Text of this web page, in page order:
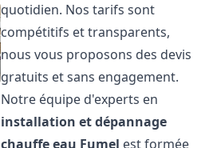
quotidien. Nos tarifs sont
compétitifs et transparents,
nous vous proposons des devis
gratuits et sans engagement.
Notre équipe d'experts en
installation et dépannage
chauffe eau Fumel est formée